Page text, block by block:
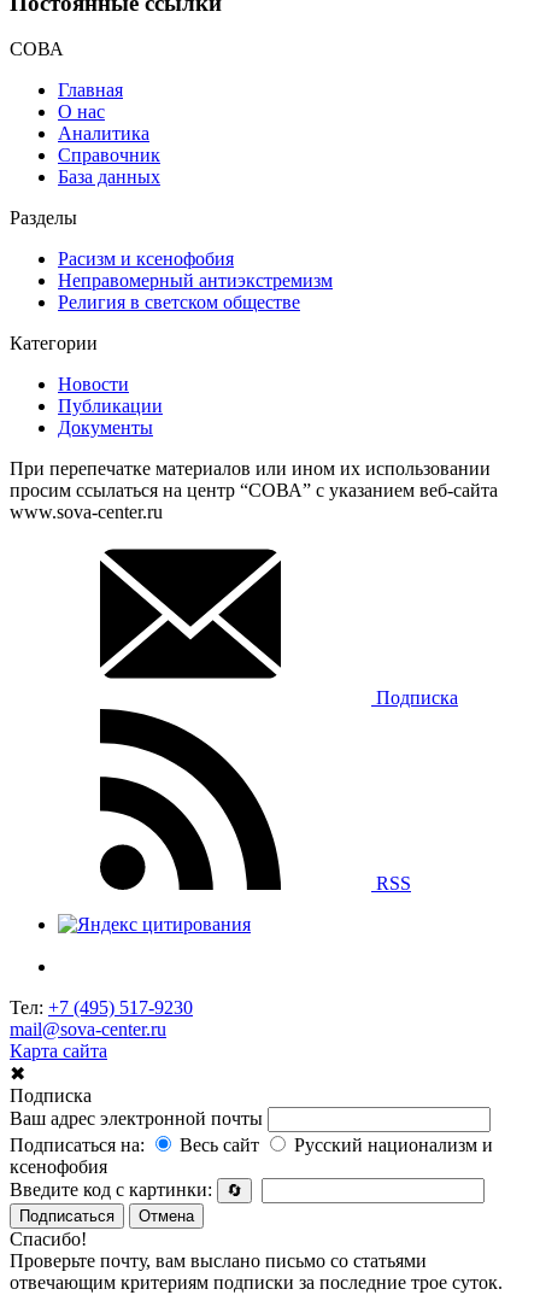
СОВА
Главная
О нас
Аналитика
Справочник
База данных
Разделы
Расизм и ксенофобия
Неправомерный антиэкстремизм
Религия в светском обществе
Категории
Новости
Публикации
Документы
При перепечатке материалов или ином их использовании
просим ссылаться на центр “СОВА” с указанием веб-сайта
www.sova-center.ru
Подписка
RSS
Тел: +7 (495) 517-9230
mail@sova-center.ru
Карта сайта
✖
Подписка
Ваш адрес электронной почты
Подписаться на:
Весь сайт
Русский национализм и
ксенофобия
Введите код с картинки:
🔄
Подписаться
Отмена
Спасибо!
Проверьте почту, вам выслано письмо со статьями
отвечающим критериям подписки за последние трое суток.